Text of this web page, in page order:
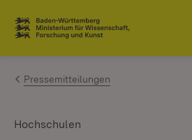
Zum Inhalt springen
Link zur Startseite
Pressemitteilungen
Hochschulen